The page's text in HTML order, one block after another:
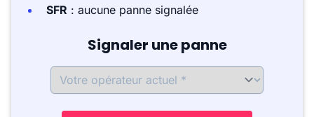
SFR : aucune panne signalée
Signaler une panne